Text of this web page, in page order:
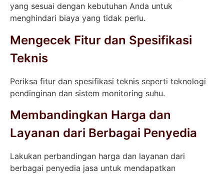
yang sesuai dengan kebutuhan Anda untuk
menghindari biaya yang tidak perlu.
Mengecek Fitur dan Spesifikasi
Teknis
Periksa fitur dan spesifikasi teknis seperti teknologi
pendinginan dan sistem monitoring suhu.
Membandingkan Harga dan
Layanan dari Berbagai Penyedia
Lakukan perbandingan harga dan layanan dari
berbagai penyedia jasa untuk mendapatkan